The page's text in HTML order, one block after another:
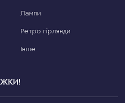
Лампи
Ретро гірлянди
Інше